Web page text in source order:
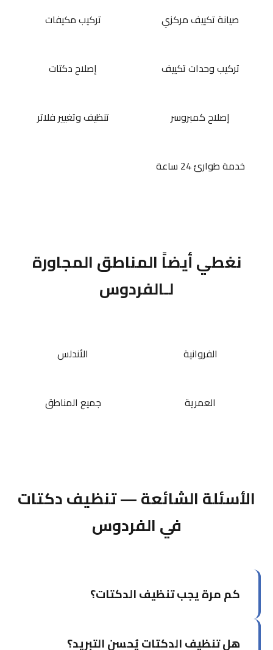
صيانة تكييف مركزي تركيب مكيفات
تركيب وحدات تكييف إصلاح دكتات
إصلاح كمبروسر تنظيف وتغيير فلاتر
خدمة طوارئ 24 ساعة
نغطي أيضاً المناطق المجاورة
لـالفردوس
الفروانية الأندلس
العمرية جميع المناطق
الأسئلة الشائعة — تنظيف دكتات
في الفردوس
كم مرة يجب تنظيف الدكتات؟
للاستخدام السكني العادي. للمباني التجارية أو التي
هل تنظيف الدكتات يُحسن التبريد؟